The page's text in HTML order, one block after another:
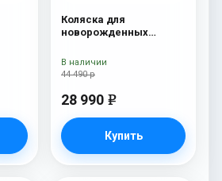
Коляска для
новорожденных
44 490 р
28 990 e
Купить
В наличии